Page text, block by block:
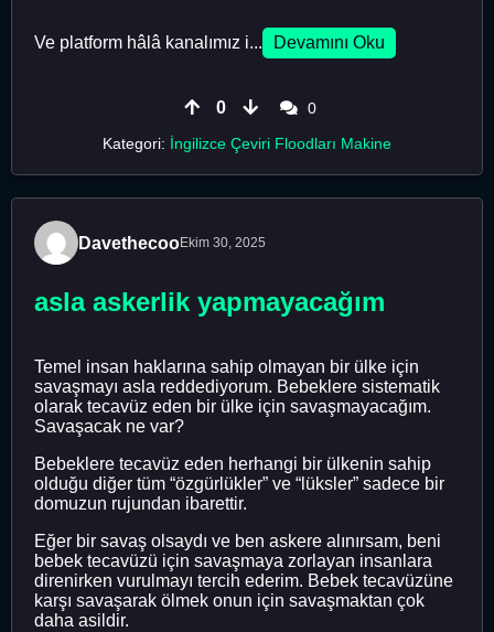
Ve platform hâlâ kanalımız i... Devamını Oku
0
0
Kategori: İngilizce Çeviri Floodları Makine
DavethecooEkim 30, 2025
asla askerlik yapmayacağım
Temel insan haklarına sahip olmayan bir ülke için
savaşmayı asla reddediyorum. Bebeklere sistematik
olarak tecavüz eden bir ülke için savaşmayacağım.
Savaşacak ne var?
Bebeklere tecavüz eden herhangi bir ülkenin sahip
olduğu diğer tüm “özgürlükler” ve “lüksler” sadece bir
domuzun rujundan ibarettir.
Eğer bir savaş olsaydı ve ben askere alınırsam, beni
bebek tecavüzü için savaşmaya zorlayan insanlara
direnirken vurulmayı tercih ederim. Bebek tecavüzüne
karşı savaşarak ölmek onun için savaşmaktan çok
daha asildir.